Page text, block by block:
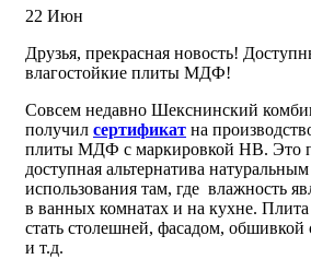
22 Июн
Друзья, прекрасная новость!
влагостойкие плиты МДФ!
Совсем недавно Шекснинский
получил сертификат на
плиты МДФ с маркировкой HB. Это
доступная альтернатива
использования там, где влажность
в ванных комнатах и на кухне.
стать столешней, фасадом, обшивкой
и т.д.